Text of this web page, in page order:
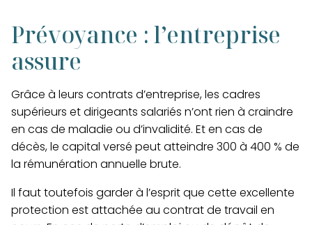
Prévoyance : l’entreprise
assure
Grâce à leurs contrats d’entreprise, les cadres
supérieurs et dirigeants salariés n’ont rien à craindre
en cas de maladie ou d’invalidité. Et en cas de
décès, le capital versé peut atteindre 300 à 400 % de
la rémunération annuelle brute.
Il faut toutefois garder à l’esprit que cette excellente
protection est attachée au contrat de travail en